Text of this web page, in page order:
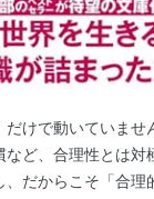
だけで動いていませ
など、合理性とは対
、だからこそ「合理